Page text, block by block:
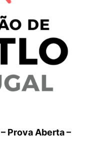
Prova Aberta –